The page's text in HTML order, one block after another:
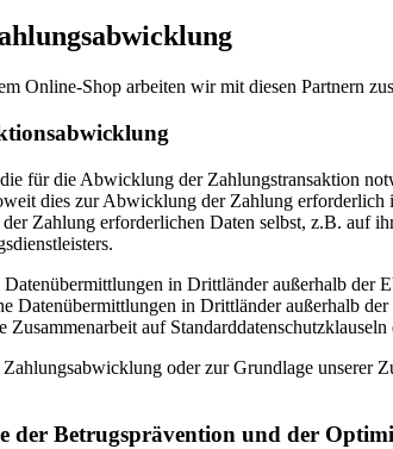
Online-Shop arbeiten wir mit diesen Partnern
für die Abwicklung der Zahlungstransaktion
dies zur Abwicklung der Zahlung
Zahlung erforderlichen Daten selbst, z.B. auf
in Drittländer außerhalb
Datenübermittlungen in Drittländer außerhalb
Zusammenarbeit auf
oder zur Grundlage unserer
der Betrugsprävention und der